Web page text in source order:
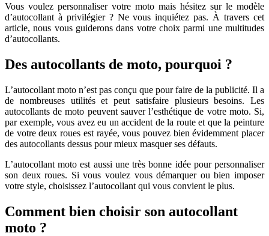
Vous voulez personnaliser votre moto mais hésitez sur le modèle
d’autocollant à privilégier ? Ne vous inquiétez pas. À travers cet
article, nous vous guiderons dans votre choix parmi une multitudes
d’autocollants.
Des autocollants de moto, pourquoi ?
L’autocollant moto n’est pas conçu que pour faire de la publicité. Il a
de nombreuses utilités et peut satisfaire plusieurs besoins. Les
autocollants de moto peuvent sauver l’esthétique de votre moto. Si,
par exemple, vous avez eu un accident de la route et que la peinture
de votre deux roues est rayée, vous pouvez bien évidemment placer
des autocollants dessus pour mieux masquer ses défauts.
L’autocollant moto est aussi une très bonne idée pour personnaliser
son deux roues. Si vous voulez vous démarquer ou bien imposer
votre style, choisissez l’autocollant qui vous convient le plus.
Comment bien choisir son autocollant
moto ?